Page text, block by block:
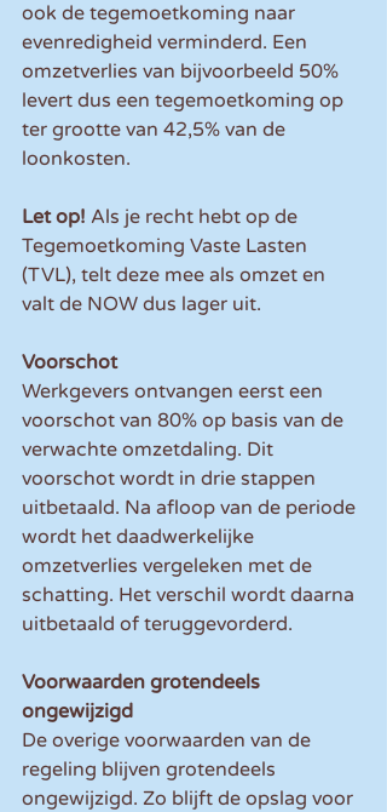
ook de tegemoetkoming naar
evenredigheid verminderd. Een
omzetverlies van bijvoorbeeld 50%
levert dus een tegemoetkoming op
ter grootte van 42,5% van de
loonkosten.
Let op! Als je recht hebt op de
Tegemoetkoming Vaste Lasten
(TVL), telt deze mee als omzet en
valt de NOW dus lager uit.
Voorschot
Werkgevers ontvangen eerst een
voorschot van 80% op basis van de
verwachte omzetdaling. Dit
voorschot wordt in drie stappen
uitbetaald. Na afloop van de periode
wordt het daadwerkelijke
omzetverlies vergeleken met de
schatting. Het verschil wordt daarna
uitbetaald of teruggevorderd.
Voorwaarden grotendeels
ongewijzigd
De overige voorwaarden van de
regeling blijven grotendeels
ongewijzigd. Zo blijft de opslag voor